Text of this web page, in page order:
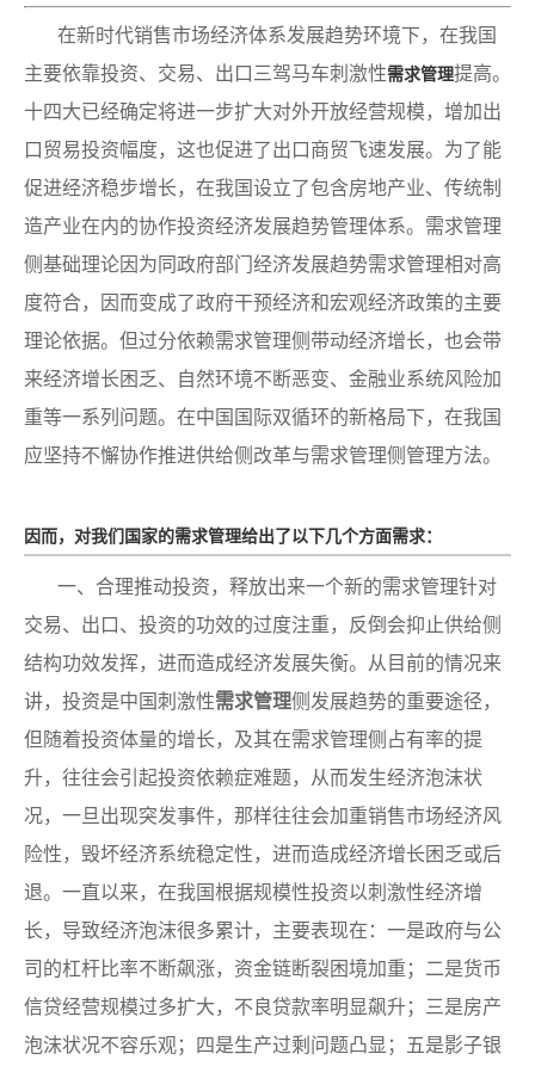
在新时代销售市场经济体系发展趋势环境下，在我国
主要依靠投资、交易、出口三驾马车刺激性需求管理提高。
十四大已经确定将进一步扩大对外开放经营规模，增加出
口贸易投资幅度，这也促进了出口商贸飞速发展。为了能
促进经济稳步增长，在我国设立了包含房地产业、传统制
造产业在内的协作投资经济发展趋势管理体系。需求管理
侧基础理论因为同政府部门经济发展趋势需求管理相对高
度符合，因而变成了政府干预经济和宏观经济政策的主要
理论依据。但过分依赖需求管理侧带动经济增长，也会带
来经济增长困乏、自然环境不断恶变、金融业系统风险加
重等一系列问题。在中国国际双循环的新格局下，在我国
应坚持不懈协作推进供给侧改革与需求管理侧管理方法。
因而，对我们国家的需求管理给出了以下几个方面需求：
一、合理推动投资，释放出来一个新的需求管理针对
交易、出口、投资的功效的过度注重，反倒会抑止供给侧
结构功效发挥，进而造成经济发展失衡。从目前的情况来
讲，投资是中国刺激性需求管理侧发展趋势的重要途径，
但随着投资体量的增长，及其在需求管理侧占有率的提
升，往往会引起投资依赖症难题，从而发生经济泡沫状
况，一旦出现突发事件，那样往往会加重销售市场经济风
险性，毁坏经济系统稳定性，进而造成经济增长困乏或后
退。一直以来，在我国根据规模性投资以刺激性经济增
长，导致经济泡沫很多累计，主要表现在：一是政府与公
司的杠杆比率不断飙涨，资金链断裂困境加重；二是货币
信贷经营规模过多扩大，不良贷款率明显飙升；三是房产
泡沫状况不容乐观；四是生产过剩问题凸显；五是影子银